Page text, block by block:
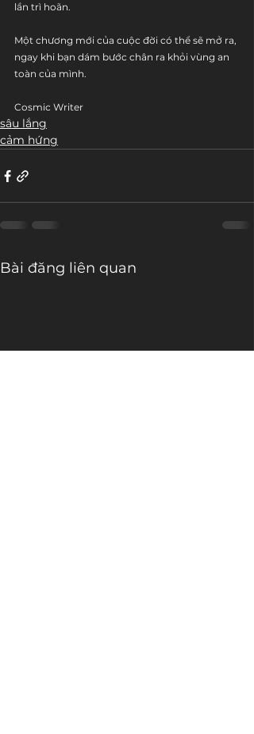
lần trì hoãn.
Một chương mới của cuộc đời có thể sẽ mở ra,
ngay khi bạn dám bước chân ra khỏi vùng an
toàn của mình.
Cosmic Writer
sâu lắng
cảm hứng
Bài đăng liên quan